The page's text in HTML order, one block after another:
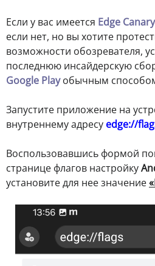
Если у вас имеется Edge Canary
если нет, но вы хотите
возможности обозревателя,
последнюю инсайдерскую
Google Playобычным
Запустите приложение на
внутреннему адресу edge://
Воспользовавшись формой
странице флагов настройку
установите для нее значение